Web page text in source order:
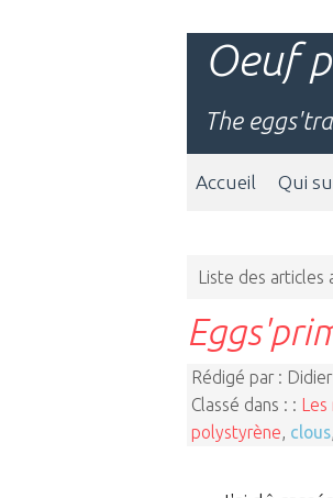
Oeuf
The
Accueil Qui
Liste des articles
Rédigé par :
Classé dans : : Les
polystyrène clous